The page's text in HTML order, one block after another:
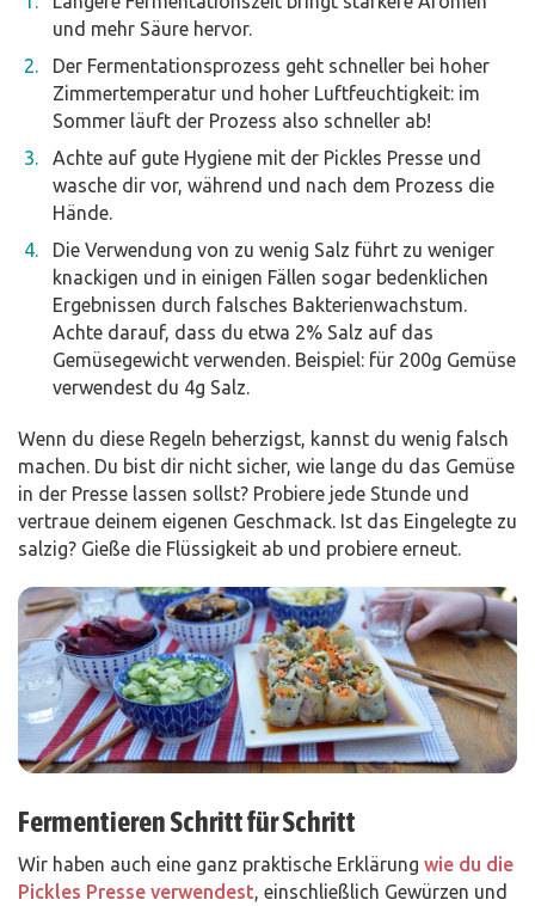
und mehr Säure hervor.
Der Fermentationsprozess geht schneller bei hoher
Zimmertemperatur und hoher Luftfeuchtigkeit: im
Sommer läuft der Prozess also schneller ab!
Achte auf gute Hygiene mit der Pickles Presse und
wasche dir vor, während und nach dem Prozess die
Hände.
Die Verwendung von zu wenig Salz führt zu weniger
knackigen und in einigen Fällen sogar bedenklichen
Ergebnissen durch falsches Bakterienwachstum.
Achte darauf, dass du etwa 2% Salz auf das
Gemüsegewicht verwenden. Beispiel: für 200g Gemüse
verwendest du 4g Salz.
Wenn du diese Regeln beherzigst, kannst du wenig falsch
machen. Du bist dir nicht sicher, wie lange du das Gemüse
in der Presse lassen sollst? Probiere jede Stunde und
vertraue deinem eigenen Geschmack. Ist das Eingelegte zu
salzig? Gieße die Flüssigkeit ab und probiere erneut.
Fermentieren Schritt für Schritt
Wir haben auch eine ganz praktische Erklärung wie du die
Pickles Presse verwendest , einschließlich Gewürzen und